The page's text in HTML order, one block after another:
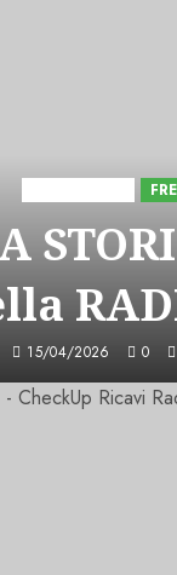
15/04/2026 0